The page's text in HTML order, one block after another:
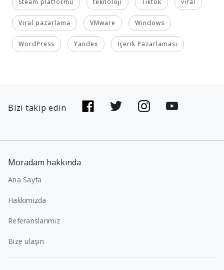
Steam platformu teknoloji Tiktok viral
Viral pazarlama VMware Windows
WordPress Yandex İçerik Pazarlaması
Bizi takip edin
Moradam hakkında
Ana Sayfa
Hakkımızda
Referanslarımız
Bize ulaşın